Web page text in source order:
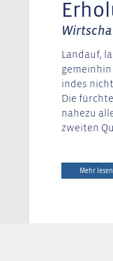
Landauf,
gemeinhin
indes
Die
nahezu
zweiten
Mehr lesen